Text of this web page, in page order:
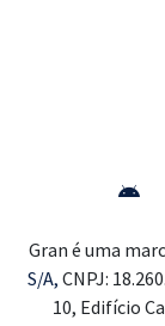
Gran é uma
S/A, CNPJ:
10, Edifício